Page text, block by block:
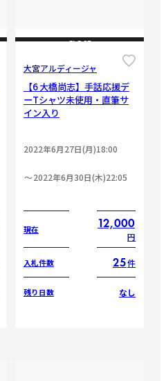
CLOSE
大宮アルディージャ
【6 大橋尚志】手話応援デ
ーTシャツ未使用・直筆サ
イン入り
2022年6月27日(月)18:00
2022年6月30日(木)22:05
現在 12,000
円
入札件数 25件
残り日数 なし